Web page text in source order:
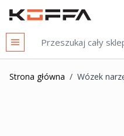
KOFFA
Strona główna / Wózek